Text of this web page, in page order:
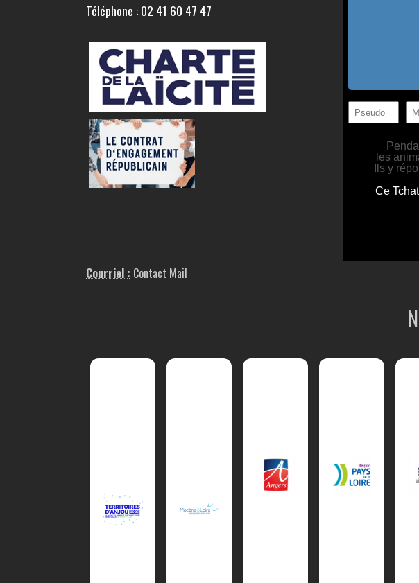
Téléphone : 02 41 60 47 47
Courriel : Contact Mail